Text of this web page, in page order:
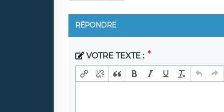
RÉPONDRE
VOTRE TEXTE :